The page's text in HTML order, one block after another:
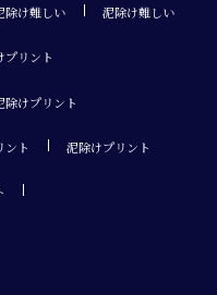
除け難しい 泥除け難しい
プリント
除けプリント
ント 泥除けプリント